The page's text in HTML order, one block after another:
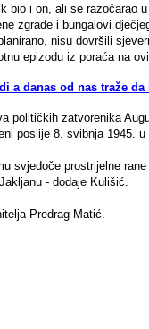
bio i on, ali se razočarao
zgrade i bungalovi
nisu dovršili
epizodu iz poraća na
a danas od nas traže
političkih zatvorenika
poslije 8. svibnja 1945. u
svjedoče prostrijelne
- dodaje Kulišić.
Predrag Matić.